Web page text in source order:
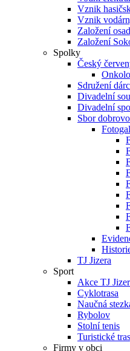
Vznik
Vznik
Založení
Založení
Spolky
Český
Sdružení
Divadelní
Divadelní
Sbor
TJ Jizera
Sport
Akce TJ
Cyklotrasa
Naučná
Rybolov
Stolní tenis
Turistické
Firmy v obci